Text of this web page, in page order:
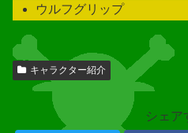
ウルフグリップ
関
連キャラクター紹介
シェア